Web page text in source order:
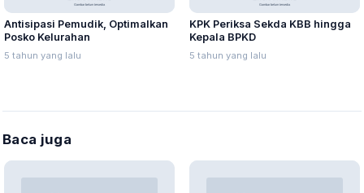
Antisipasi Pemudik, Optimalkan
Posko Kelurahan
5 tahun yang lalu
KPK Periksa Sekda KBB hingga
Kepala BPKD
5 tahun yang lalu
Baca juga